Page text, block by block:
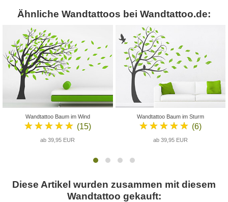
Ähnliche Wandtattoos bei Wandtattoo.de:
Wandtattoo Baum im Wind
★★★★★ (15)
ab 39,95 EUR
Wandtattoo Baum im Sturm
★★★★★ (6)
ab 39,95 EUR
Diese Artikel wurden zusammen mit diesem
Wandtattoo gekauft: